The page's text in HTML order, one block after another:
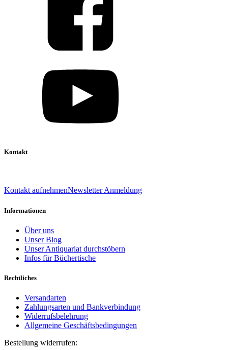
Kontakt
Kontakt aufnehmenNewsletter Anmeldung
Informationen
Über uns
Unser Blog
Unser Antiquariat durchstöbern
Infos für Büchertische
Rechtliches
Versandarten
Zahlungsarten und Bankverbindung
Widerrufsbelehrung
Allgemeine Geschäftsbedingungen
Bestellung widerrufen: